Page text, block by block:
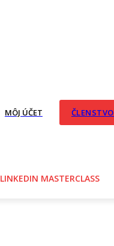
MÔJ ÚČET ČLENSTVO
LINKEDIN MASTERCLASS